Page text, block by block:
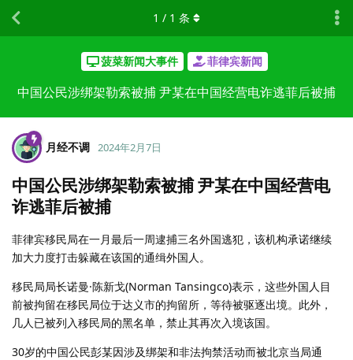
菠菜新闻大事件 菲律宾新闻
中国公民涉绑架勒索被捕 尹某在中国经营电诈逃菲后被捕
1 / 1 条
月经不调 2024年2月7日
中国公民涉绑架勒索被捕 尹某在中国经营电
诈逃菲后被捕
菲律宾移民局在一月最后一周逮捕三名外国逃犯，该机构承诺继续
加大力度打击躲藏在该国的通缉外国人。
移民局局长诺曼·陈新戈(Norman Tansingco)表示，这些外国人目
前被拘留在移民局位于达义市的拘留所，等待被驱逐出境。此外，
几人已被列入移民局的黑名单，禁止其再次入境该国。
30岁的中国公民彭某因涉及绑架和非法拘禁活动而被北京当局通